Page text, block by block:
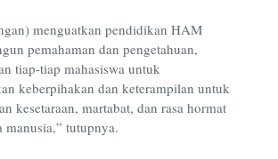
menguatkan pendidikan HAM
pemahaman dan pengetahuan,
tiap-tiap mahasiswa untuk
keberpihakan dan keterampilan untuk
kesetaraan, martabat, dan rasa hormat
manusia,” tutupnya.